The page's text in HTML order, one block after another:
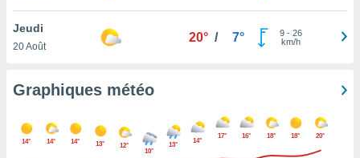
que
sur le
ne
Jeudi
20 Août
20° / 7° 9- 26
km/h
Graphiques météo
14° 14° 14° 13° 12°
10°
13°
14°
17° 16° 18° 18° 20°